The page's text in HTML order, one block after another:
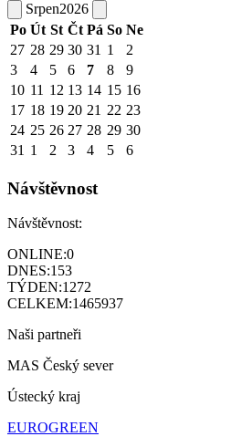
Srpen2026
Po Út St Čt Pá So Ne
27 28 29 30 31 1
2
3
4 5 6 7 8
9
10 11 12 13 14 15 16
17 18 19 20 21 22 23
24 25 26 27 28 29 30
31 1 2 3 4 5 6
Návštěvnost
Návštěvnost:
ONLINE:0
DNES:153
TÝDEN:1272
CELKEM:1465937
Naši partneři
MAS Český sever
Ústecký kraj
EUROGREEN